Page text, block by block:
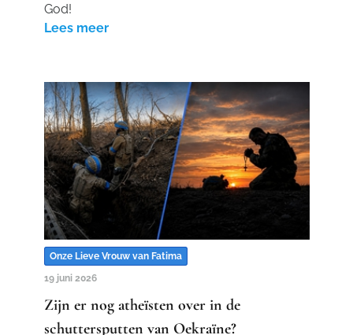
God!
Lees meer
Onze Lieve Vrouw van Fatima
19 juni 2026
Zijn er nog atheïsten over in de
schuttersputten van Oekraïne?